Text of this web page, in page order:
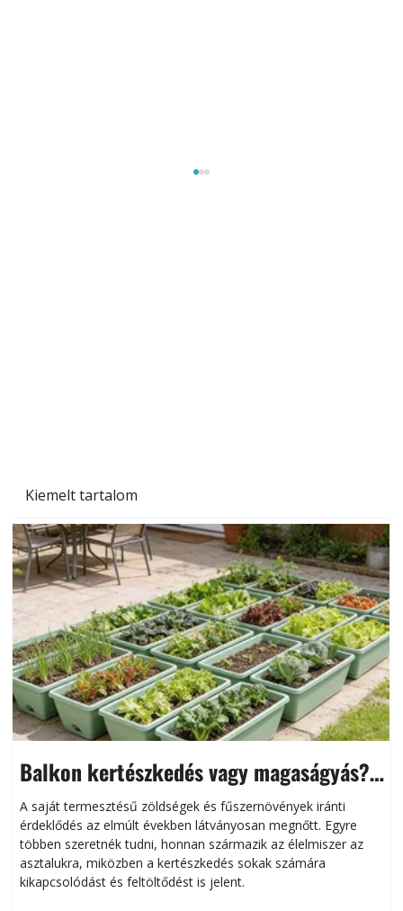
Kiemelt tartalom
Balkon kertészkedés vagy magaságyás?
Helytakarékos kertészkedés
A saját termesztésű zöldségek és fűszernövények iránti
érdeklődés az elmúlt években látványosan megnőtt. Egyre
többen szeretnék tudni, honnan származik az élelmiszer az
asztalukra, miközben a kertészkedés sokak számára
kikapcsolódást és feltöltődést is jelent.